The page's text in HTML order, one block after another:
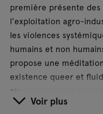
première présente
l'exploitation agro-
les violences
humains et non
propose une
existence queer et
alternative sur la
Voir plus